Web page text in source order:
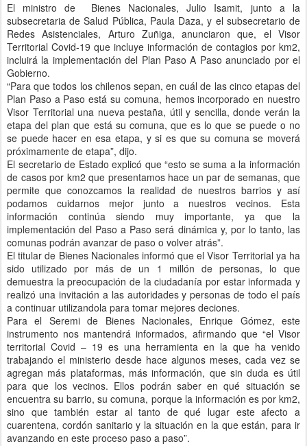
El ministro de Bienes Nacionales, Julio Isamit, junto a la
subsecretaria de Salud Pública, Paula Daza, y el subsecretario de
Redes Asistenciales, Arturo Zuñiga, anunciaron que, el Visor
Territorial Covid-19 que incluye información de contagios por km2,
incluirá la implementación del Plan Paso A Paso anunciado por el
Gobierno.
“Para que todos los chilenos sepan, en cuál de las cinco etapas del
Plan Paso a Paso está su comuna, hemos incorporado en nuestro
Visor Territorial una nueva pestaña, útil y sencilla, donde verán la
etapa del plan que está su comuna, que es lo que se puede o no
se puede hacer en esa etapa, y si es que su comuna se moverá
próximamente de etapa”, dijo.
El secretario de Estado explicó que “esto se suma a la información
de casos por km2 que presentamos hace un par de semanas, que
permite que conozcamos la realidad de nuestros barrios y así
podamos cuidarnos mejor junto a nuestros vecinos. Esta
información continúa siendo muy importante, ya que la
implementación del Paso a Paso será dinámica y, por lo tanto, las
comunas podrán avanzar de paso o volver atrás”.
El titular de Bienes Nacionales informó que el Visor Territorial ya ha
sido utilizado por más de un 1 millón de personas, lo que
demuestra la preocupación de la ciudadanía por estar informada y
realizó una invitación a las autoridades y personas de todo el país
a continuar utilizandola para tomar mejores deciones.
Para el Seremi de Bienes Nacionales, Enrique Gómez, este
instrumento nos mantendrá informados, afirmando que “el Visor
territorial Covid – 19 es una herramienta en la que ha venido
trabajando el ministerio desde hace algunos meses, cada vez se
agregan más plataformas, más información, que sin duda es útil
para que los vecinos. Ellos podrán saber en qué situación se
encuentra su barrio, su comuna, porque la información es por km2,
sino que también estar al tanto de qué lugar este afecto a
cuarentena, cordón sanitario y la situación en la que están, para ir
avanzando en este proceso paso a paso”.